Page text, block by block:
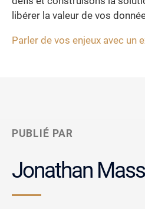
libérer la valeur de vos
Parler de vos enjeux avec un
PUBLIÉ PAR
Jonathan